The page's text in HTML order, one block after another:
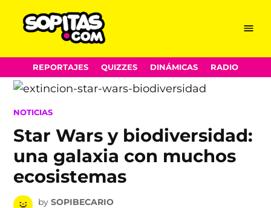
Skip
to
content
Menu
REPORTAJES QUIZZES DINÁMICAS RADIO
POSTED
NOTICIAS
Star Wars y biodiversidad:
una galaxia con muchos
ecosistemas
by SOPIBECARIO